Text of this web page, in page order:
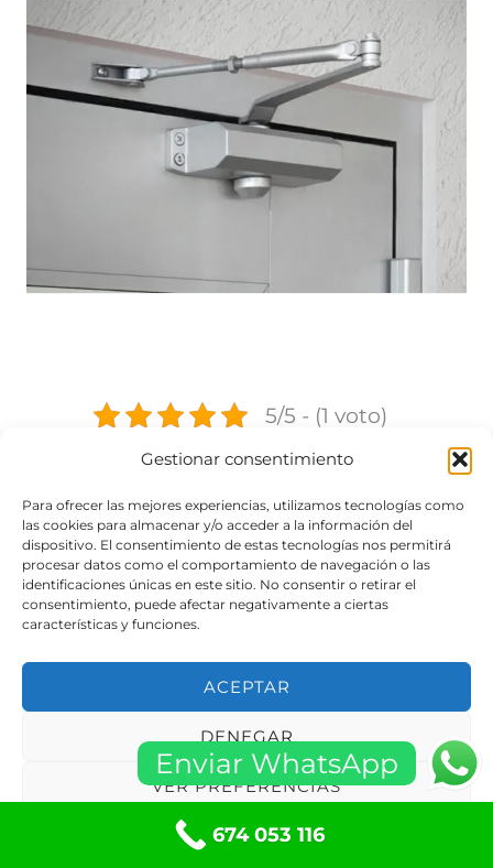
Gestionar consentimiento
Para ofrecer las mejores experiencias, utilizamos tecnologías como
las cookies para almacenar y/o acceder a la información del
dispositivo. El consentimiento de estas tecnologías nos permitirá
procesar datos como el comportamiento de navegación o las
identificaciones únicas en este sitio. No consentir o retirar el
consentimiento, puede afectar negativamente a ciertas
características y funciones.
ACEPTAR
DENEGAR
VER PREFERENCIAS
Política de cookiesPolíticas de privacidad
5/5 - (1 voto)
Tabla de contenidos
Entradas relacionadas:
Barato Cerca
(Alicante) Instalación
y Reparación
Reparación Puertas
Enviar WhatsApp
674 053 116